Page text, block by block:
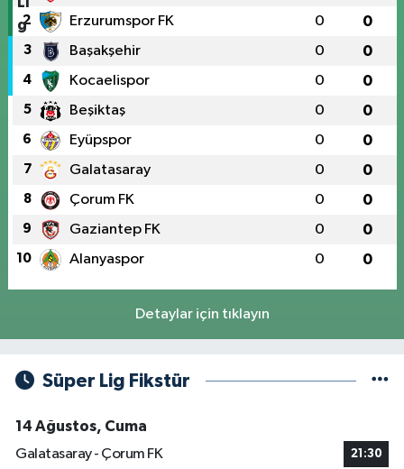
2 Erzurumspor FK 0 0
3 Başakşehir 0 0
4 Kocaelispor 0 0
5 Beşiktaş 0 0
6 Eyüpspor 0 0
7 Galatasaray 0 0
8 Çorum FK 0 0
9 Gaziantep FK 0 0
10 Alanyaspor 0 0
Detaylar için tıklayın
Süper Lig Fikstür
14 Ağustos, Cuma
Galatasaray - Çorum FK
21:30